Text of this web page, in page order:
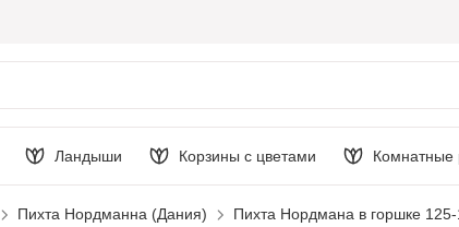
Ландыши Корзины с цветами Комнатные
Пихта Нордманна (Дания) Пихта Нордмана в горшке